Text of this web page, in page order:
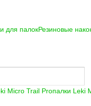
Резиновые
палки Leki